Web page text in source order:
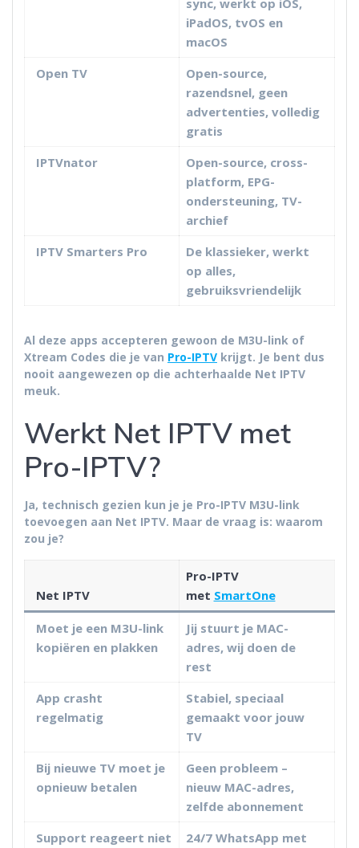
sync, werkt op iOS,
iPadOS, tvOS en
macOS
Open TV
Open-source,
razendsnel, geen
advertenties, volledig
gratis
IPTVnator
Open-source, cross-
platform, EPG-
ondersteuning, TV-
archief
IPTV Smarters Pro
De klassieker, werkt
op alles,
gebruiksvriendelijk
Al deze apps accepteren gewoon de M3U-link of
Xtream Codes die je van Pro-IPTV krijgt. Je bent dus
nooit aangewezen op die achterhaalde Net IPTV
meuk.
Werkt Net IPTV met
Pro-IPTV?
Ja, technisch gezien kun je je Pro-IPTV M3U-link
toevoegen aan Net IPTV. Maar de vraag is: waarom
zou je?
Net IPTV
Pro-IPTV
met SmartOne
Moet je een M3U-link
kopiëren en plakken
Jij stuurt je MAC-
adres, wij doen de
rest
App crasht
regelmatig
Stabiel, speciaal
gemaakt voor jouw
TV
Bij nieuwe TV moet je
opnieuw betalen
Geen probleem –
nieuw MAC-adres,
zelfde abonnement
Support reageert niet
24/7 WhatsApp met